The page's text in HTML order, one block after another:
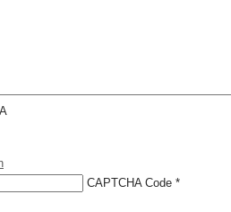
CAPTCHA Code *